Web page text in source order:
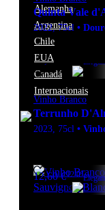
Alemanha
Argentina
Chile
EUA
Canadá
Internacionais
Quinta Vale
2022,75cl •
21,90
Vinho Branco
Terrunho
2023, 75cl •
12,60€12.0º